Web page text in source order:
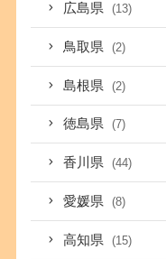
広島県 (13)
鳥取県 (2)
島根県 (2)
徳島県 (7)
香川県 (44)
愛媛県 (8)
高知県 (15)